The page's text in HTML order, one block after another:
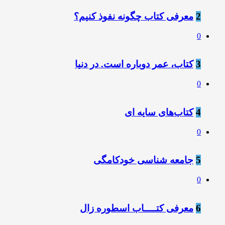
2 معرفی کتاب چگونه نفوذ کنیم؟
0
3 کتاب، عمر دوباره است. در دنیا
0
4 کتاب‌های سایه ای
0
5 جامعه شناسی خودکامگی
0
6 معرفی کتــــاب اسطوره زال